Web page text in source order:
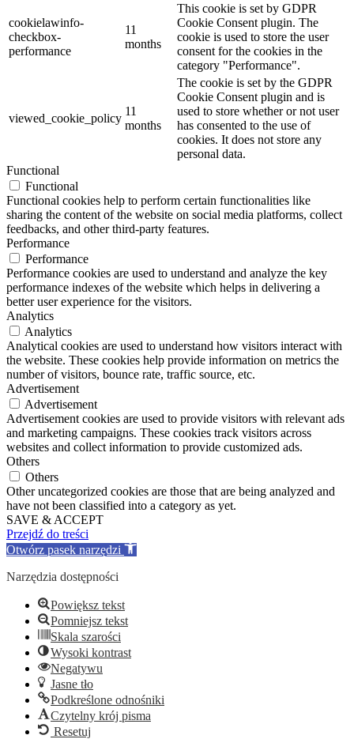
cookielawinfo-
checkbox-
performance
11
months
This cookie is set by GDPR
Cookie Consent plugin. The
cookie is used to store the user
consent for the cookies in the
category "Performance".
viewed_cookie_policy
11
months
The cookie is set by the GDPR
Cookie Consent plugin and is
used to store whether or not user
has consented to the use of
cookies. It does not store any
personal data.
Functional
Functional
Functional cookies help to perform certain functionalities like
sharing the content of the website on social media platforms, collect
feedbacks, and other third-party features.
Performance
Performance
Performance cookies are used to understand and analyze the key
performance indexes of the website which helps in delivering a
better user experience for the visitors.
Analytics
Analytics
Analytical cookies are used to understand how visitors interact with
the website. These cookies help provide information on metrics the
number of visitors, bounce rate, traffic source, etc.
Advertisement
Advertisement
Advertisement cookies are used to provide visitors with relevant ads
and marketing campaigns. These cookies track visitors across
websites and collect information to provide customized ads.
Others
Others
Other uncategorized cookies are those that are being analyzed and
have not been classified into a category as yet.
SAVE & ACCEPT
Przejdź do treści
Otwórz pasek narzędzi
Narzędzia dostępności
Powiększ tekst
Pomniejsz tekst
Skala szarości
Wysoki kontrast
Negatywu
Jasne tło
Podkreślone odnośniki
Czytelny krój pisma
Resetuj